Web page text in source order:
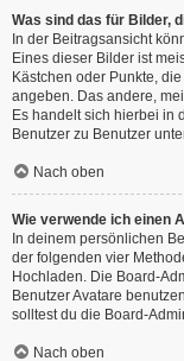
Was sind das für Bilder,
In der Beitragsansicht
Eines dieser Bilder ist
Kästchen oder Punkte,
angeben. Das andere,
Es handelt sich hierbei in
Benutzer zu Benutzer
Nach oben
Wie verwende ich einen
In deinem persönlichen
der folgenden vier
Hochladen. Die Board-
Benutzer Avatare
solltest du die Board-
Nach oben